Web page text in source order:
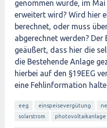
genommen wurde, im
erweitert wird? Wird hier
berechnet, oder muss
abgerechnet werden?
geäußert, dass hier die
die Bestehende Anlage
hierbei auf den §19EEG
eine Fehlinformation
eeg einspeisevergütung
solarstrom
photovoltaikanlage